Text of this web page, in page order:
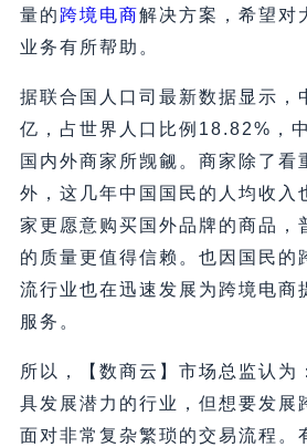
量的 跨境电商解决方案，希望对
业务有所帮助。
据联合国人口司最新数据显示，
亿，占世界人口比例18.82%，
国内外商家所觊觎。商家除了看
外，这几年中国国民的人均收入
家更愿意购买国外品牌的商品，
的质量更值得信赖。也因国民的
流行业也在迅速发展为跨境电商
服务。
所以，【数商云】市场总监认为
具发展潜力的行业，但想要发展
面对非常复杂繁琐的交易流程。